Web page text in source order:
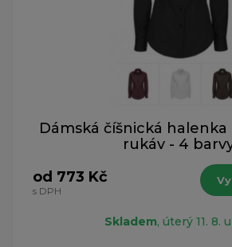
Dámská číšnická halenka
rukáv - 4
od 773 Kč
s DPH
Skladem, úterý 11. 8.